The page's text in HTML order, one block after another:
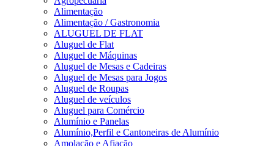
Alimentação
Alimentação / Gastronomia
ALUGUEL DE FLAT
Aluguel de Flat
Aluguel de Máquinas
Aluguel de Mesas e Cadeiras
Aluguel de Mesas para Jogos
Aluguel de Roupas
Aluguel de veículos
Aluguel para Comércio
Alumínio e Panelas
Alumínio,Perfil e Cantoneiras de Alumínio
Amolação e Afiação